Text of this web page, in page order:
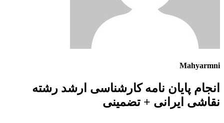
Mahyarmni
انجام پایان نامه کارشناسی ارشد رشته
نقاشی ایرانی + تضمینی